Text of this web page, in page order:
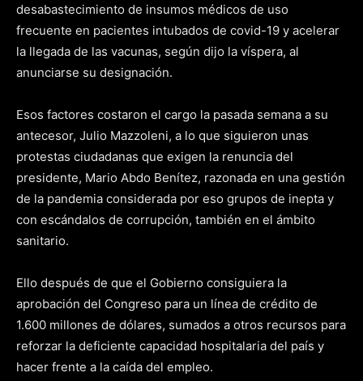
desabastecimiento de insumos médicos de uso
frecuente en pacientes intubados de covid-19 y acelerar
la llegada de las vacunas, según dijo la víspera, al
anunciarse su designación.
Esos factores costaron el cargo la pasada semana a su
antecesor, Julio Mazzoleni, a lo que siguieron unas
protestas ciudadanas que exigen la renuncia del
presidente, Mario Abdo Benítez, razonada en una gestión
de la pandemia considerada por eso grupos de inepta y
con escándalos de corrupción, también en el ámbito
sanitario.
Ello después de que el Gobierno consiguiera la
aprobación del Congreso para un línea de crédito de
1.600 millones de dólares, sumados a otros recursos para
reforzar la deficiente capacidad hospitalaria del país y
hacer frente a la caída del empleo.